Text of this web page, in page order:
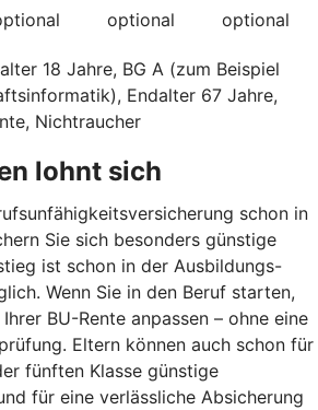
optional optional
18 Jahre, BG A (zum Beispiel
Endalter 67 Jahre,
Nichtraucher
lohnt sich
schon in
Sie sich besonders günstige
ist schon in der Ausbildungs-
Wenn Sie in den Beruf starten,
BU-Rente anpassen – ohne eine
Eltern können auch schon für
fünften Klasse günstige
für eine verlässliche Absicherung